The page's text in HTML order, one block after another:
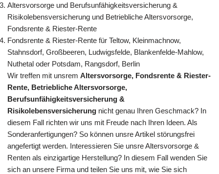
Altersvorsorge und Berufsunfähigkeitsversicherung &
Risikolebensversicherung und Betriebliche Altersvorsorge,
Fondsrente & Riester-Rente
Fondsrente & Riester-Rente für Teltow, Kleinmachnow,
Stahnsdorf, Großbeeren, Ludwigsfelde, Blankenfelde-Mahlow,
Nuthetal oder Potsdam, Rangsdorf, Berlin
Wir treffen mit unsrem Altersvorsorge, Fondsrente & Riester-
Rente, Betriebliche Altersvorsorge,
Berufsunfähigkeitsversicherung &
Risikolebensversicherung nicht genau Ihren Geschmack? In
diesem Fall richten wir uns mit Freude nach Ihren Ideen. Als
Sonderanfertigungen? So können unsre Artikel störungsfrei
angefertigt werden. Interessieren Sie unsre Altersvorsorge &
Renten als einzigartige Herstellung? In diesem Fall wenden Sie
sich an unsere Firma und teilen Sie uns mit, wie Sie sich